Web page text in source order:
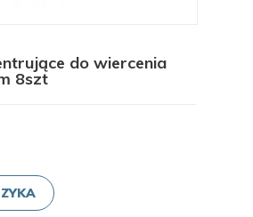
do wiercenia
8szt